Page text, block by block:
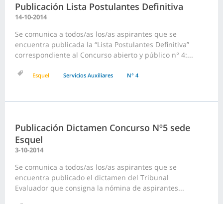
Publicación Lista Postulantes Definitiva
14-10-2014
Se comunica a todos/as los/as aspirantes que se
encuentra publicada la “Lista Postulantes Definitiva”
correspondiente al Concurso abierto y público n° 4:...
Esquel Servicios Auxiliares N° 4
Publicación Dictamen Concurso Nº5 sede
Esquel
3-10-2014
Se comunica a todos/as los/as aspirantes que se
encuentra publicado el dictamen del Tribunal
Evaluador que consigna la nómina de aspirantes...